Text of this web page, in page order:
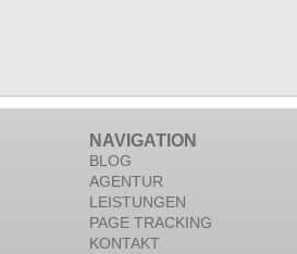
NAVIGATION
BLOG
AGENTUR
LEISTUNGEN
PAGE TRACKING
KONTAKT